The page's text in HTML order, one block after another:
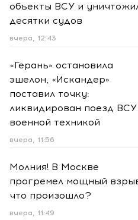
объекты ВСУ и
десятки судов
вчера, 12:43
«Герань» остановила
эшелон, «Искандер»
поставил точку:
ликвидирован поезд ВСУ
военной техникой
вчера, 11:56
Молния! В Москве
прогремел мощный
что произошло?
вчера, 11:49